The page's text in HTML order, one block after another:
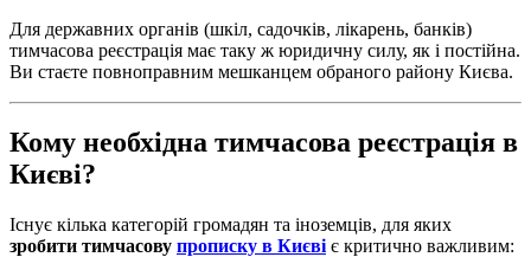
Для державних органів (шкіл, садочків, лікарень, банків)
тимчасова реєстрація має таку ж юридичну силу, як і постійна.
Ви стаєте повноправним мешканцем обраного району Києва.
Кому необхідна тимчасова реєстрація в
Києві?
Існує кілька категорій громадян та іноземців, для яких
зробити тимчасову прописку в Києві є критично важливим: